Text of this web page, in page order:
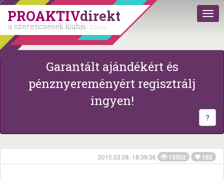
PROAKTIVdirekt
a szerencsések klubja | 2011 óta
Garantált ajándékért és
pénznyereményért regisztrálj
ingyen!
?
2015.03.08. 18:39:36 13002 185